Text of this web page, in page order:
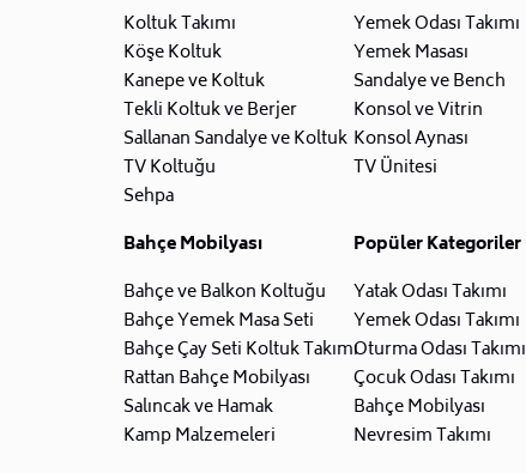
Koltuk Takımı
Köşe Koltuk
Kanepe ve Koltuk
Tekli Koltuk ve Berjer
Sallanan Sandalye ve Koltuk
TV Koltuğu
Sehpa
Yemek Odası Takımı
Yemek Masası
Sandalye ve Bench
Konsol ve Vitrin
Konsol Aynası
TV Ünitesi
Bahçe Mobilyası
Bahçe ve Balkon Koltuğu
Bahçe Yemek Masa Seti
Bahçe Çay Seti Koltuk Takımı
Rattan Bahçe Mobilyası
Salıncak ve Hamak
Kamp Malzemeleri
Popüler Kategoriler
Yatak Odası Takımı
Yemek Odası Takımı
Oturma Odası Takımı
Çocuk Odası Takımı
Bahçe Mobilyası
Nevresim Takımı